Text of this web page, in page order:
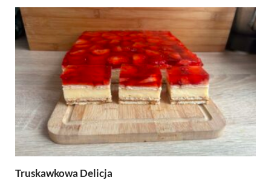
Truskawkowa Delicja